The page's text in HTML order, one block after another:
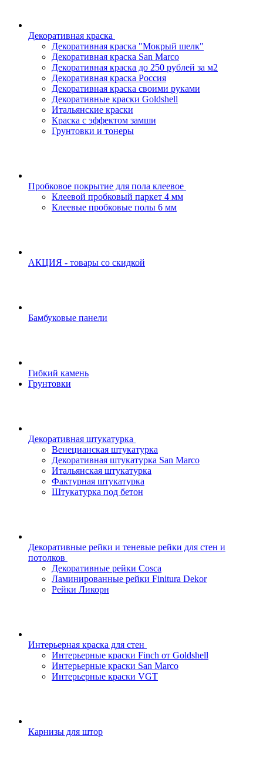
Декоративная краска
Декоративная краска "Мокрый шелк"
Декоративная краска San Marco
Декоративная краска до 250 рублей за м2
Декоративная краска Россия
Декоративная краска своими руками
Декоративные краски Goldshell
Итальянские краски
Краска с эффектом замши
Грунтовки и тонеры
Пробковое покрытие для пола клеевое
Клеевой пробковый паркет 4 мм
Клеевые пробковые полы 6 мм
АКЦИЯ - товары со скидкой
Бамбуковые панели
Гибкий камень
Грунтовки
Декоративная штукатурка
Венецианская штукатурка
Декоративная штукатурка San Marco
Итальянская штукатурка
Фактурная штукатурка
Штукатурка под бетон
Декоративные рейки и теневые рейки для стен и
потолков
Декоративные рейки Cosca
Ламинированные рейки Finitura Dekor
Рейки Ликорн
Интерьерная краска для стен
Интерьерные краски Finch от Goldshell
Интерьерные краски San Marco
Интерьерные краски VGT
Карнизы для штор